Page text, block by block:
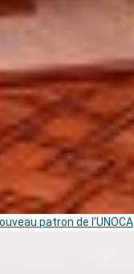
patron de l’UNOCA